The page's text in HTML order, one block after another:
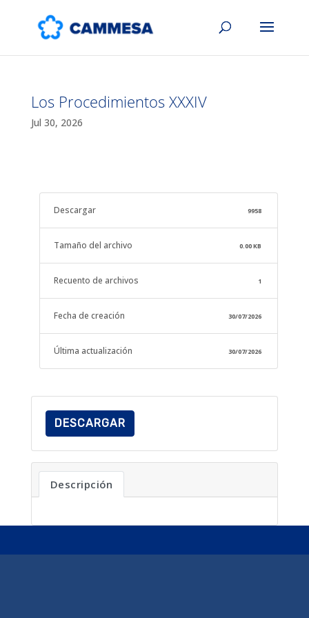
Los Procedimientos XXXIV
Jul 30, 2026
Descargar 9958
Tamaño del archivo 0.00 KB
Recuento de archivos 1
Fecha de creación 30/07/2026
Última actualización 30/07/2026
DESCARGAR
Descripción